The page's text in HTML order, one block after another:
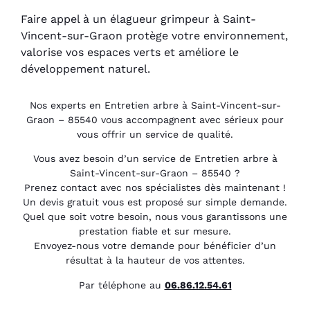
Faire appel à un élagueur grimpeur à Saint-
Vincent-sur-Graon protège votre environnement,
valorise vos espaces verts et améliore le
développement naturel.
Nos experts en Entretien arbre à Saint-Vincent-sur-
Graon – 85540 vous accompagnent avec sérieux pour
vous offrir un service de qualité.
Vous avez besoin d’un service de Entretien arbre à
Saint-Vincent-sur-Graon – 85540 ?
Prenez contact avec nos spécialistes dès maintenant !
Un devis gratuit vous est proposé sur simple demande.
Quel que soit votre besoin, nous vous garantissons une
prestation fiable et sur mesure.
Envoyez-nous votre demande pour bénéficier d’un
résultat à la hauteur de vos attentes.
Par téléphone au 06.86.12.54.61